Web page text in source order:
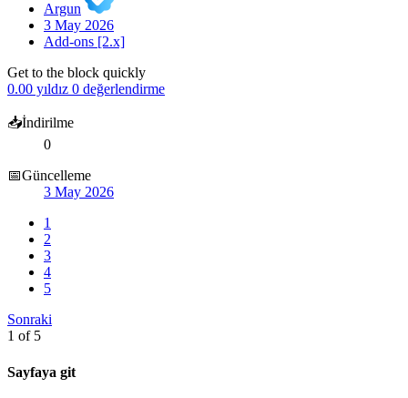
Argun
3 May 2026
Add-ons [2.x]
Get to the block quickly
0.00 yıldız 0 değerlendirme
📥İndirilme
0
📅Güncelleme
3 May 2026
1
2
3
4
5
Sonraki
1 of 5
Sayfaya git